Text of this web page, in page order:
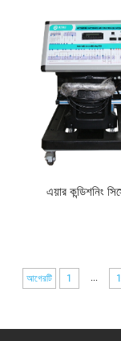
এয়ার কন্ডিশনিং
আগেরটি 1 ...